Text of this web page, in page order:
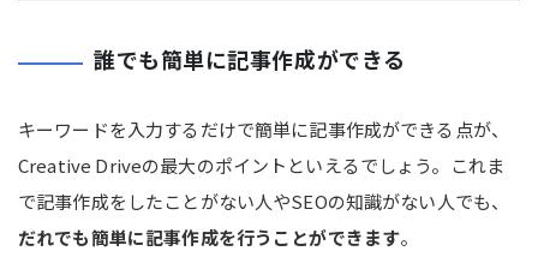
誰でも簡単に記事作成ができる
キーワードを入力するだけで簡単に記事作成ができる点が、
Creative Driveの最大のポイントといえるでしょう。これま
で記事作成をしたことがない人やSEOの知識がない人でも、
だれでも簡単に記事作成を行うことができます。